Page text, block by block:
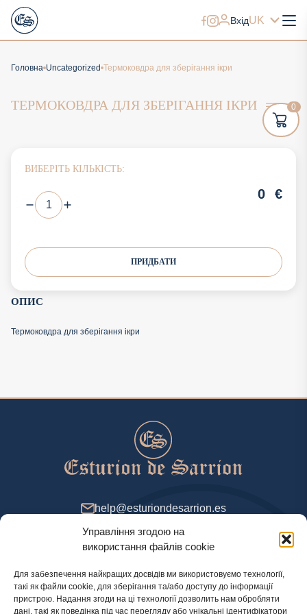
Управління згодою на
використання файлів cookie
Для забезпечення найкращих досвідів ми використовуємо технології,
такі як файли cookie, для зберігання та/або доступу до інформації
пристрою. Надання згоди на ці технології дозволить нам обробляти
дані, такі як поведінка під час перегляду або унікальні ідентифікатори
ВхідUK
Головна Uncategorized Термоковдра для зберігання ікри
ТЕРМОКОВДРА ДЛЯ ЗБЕРІГАННЯ ІКРИ
ВИБЕРІТЬ КІЛЬКІСТЬ:
0 €
ПРИДБАТИ
ОПИС
Термоковдра для зберігання ікри
help@esturiondesarrion.es
з 9 до 18 (GMT+2) у будні
Спосіб оплати
0